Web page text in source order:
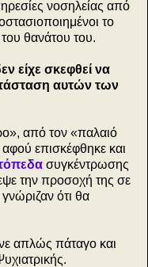
νοσηλείας από
το
θανάτου του.
είχε σκεφθεί να
αυτών των
από τον «παλαιό
επισκέφθηκε και
συγκέντρωσης
την προσοχή της σε
ότι θα
απλώς πάταγο και